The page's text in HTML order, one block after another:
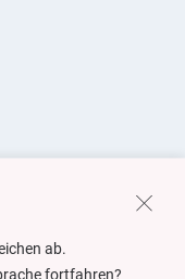
ab.
fortfahren?